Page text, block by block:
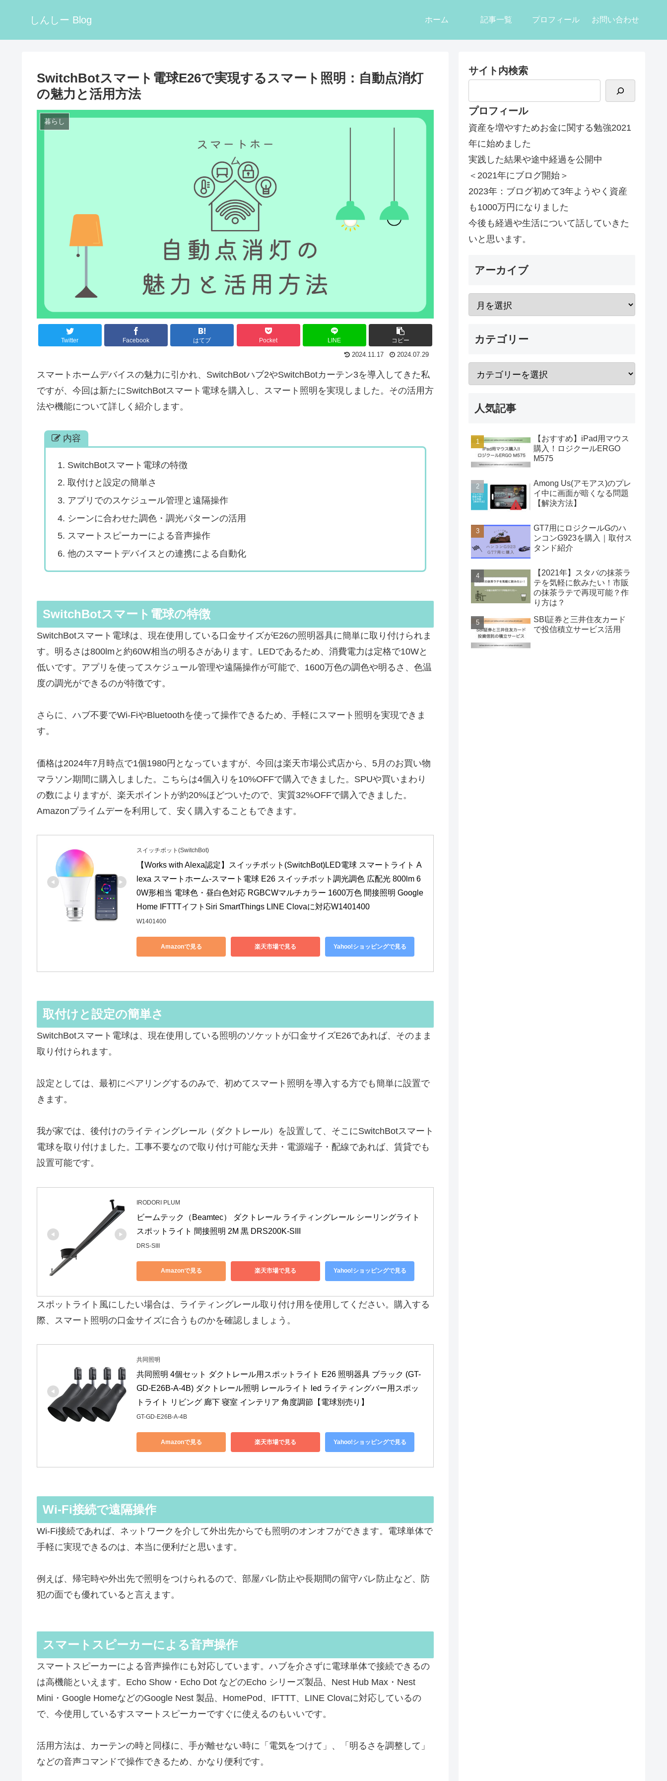
しんしー Blog ホーム 記事一覧 プロフィール お問い合わせ
SwitchBotスマート電球E26で実現するスマート照明：自動点消灯
の魅力と活用方法
暮らし
Twitter Facebook はてブ Pocket LINE コピー
2024.11.17 2024.07.29
スマートホームデバイスの魅力に引かれ、SwitchBotハブ2やSwitchBotカーテン3を導入してきた私
ですが、今回は新たにSwitchBotスマート電球を購入し、スマート照明を実現しました。その活用方
法や機能について詳しく紹介します。
内容
SwitchBotスマート電球の特徴
取付けと設定の簡単さ
アプリでのスケジュール管理と遠隔操作
シーンに合わせた調色・調光パターンの活用
スマートスピーカーによる音声操作
他のスマートデバイスとの連携による自動化
SwitchBotスマート電球の特徴
SwitchBotスマート電球は、現在使用している口金サイズがE26の照明器具に簡単に取り付けられま
す。明るさは800lmと約60W相当の明るさがあります。LEDであるため、消費電力は定格で10Wと
低いです。アプリを使ってスケジュール管理や遠隔操作が可能で、1600万色の調色や明るさ、色温
度の調光ができるのが特徴です。
さらに、ハブ不要でWi-FiやBluetoothを使って操作できるため、手軽にスマート照明を実現できま
す。
価格は2024年7月時点で1個1980円となっていますが、今回は楽天市場公式店から、5月のお買い物
マラソン期間に購入しました。こちらは4個入りを10%OFFで購入できました。SPUや買いまわり
の数によりますが、楽天ポイントが約20%ほどついたので、実質32%OFFで購入できました。
Amazonプライムデーを利用して、安く購入することもできます。
スイッチボット(SwitchBot)
【Works with Alexa認定】スイッチボット(SwitchBot)LED電球 スマートライト A
lexa スマートホーム-スマート電球 E26 スイッチボット調光調色 広配光 800lm 6
0W形相当 電球色・昼白色対応 RGBCWマルチカラー 1600万色 間接照明 Google
Home IFTTTイフトSiri SmartThings LINE Clovaに対応W1401400
W1401400
Amazonで見る 楽天市場で見る Yahoo!ショッピングで見る
取付けと設定の簡単さ
SwitchBotスマート電球は、現在使用している照明のソケットが口金サイズE26であれば、そのまま
取り付けられます。
設定としては、最初にペアリングするのみで、初めてスマート照明を導入する方でも簡単に設置で
きます。
我が家では、後付けのライティングレール（ダクトレール）を設置して、そこにSwitchBotスマート
電球を取り付けました。工事不要なので取り付け可能な天井・電源端子・配線であれば、賃貸でも
設置可能です。
IRODORI PLUM
ビームテック（Beamtec） ダクトレール ライティングレール シーリングライト
スポットライト 間接照明 2M 黒 DRS200K-SIII
DRS-SIII
Amazonで見る 楽天市場で見る Yahoo!ショッピングで見る
スポットライト風にしたい場合は、ライティングレール取り付け用を使用してください。購入する
際、スマート照明の口金サイズに合うものかを確認しましょう。
共同照明
共同照明 4個セット ダクトレール用スポットライト E26 照明器具 ブラック (GT-
GD-E26B-A-4B) ダクトレール照明 レールライト led ライティングバー用スポッ
トライト リビング 廊下 寝室 インテリア 角度調節【電球別売り】
GT-GD-E26B-A-4B
Amazonで見る 楽天市場で見る Yahoo!ショッピングで見る
Wi-Fi接続で遠隔操作
Wi-Fi接続であれば、ネットワークを介して外出先からでも照明のオンオフができます。電球単体で
手軽に実現できるのは、本当に便利だと思います。
例えば、帰宅時や外出先で照明をつけられるので、部屋バレ防止や長期間の留守バレ防止など、防
犯の面でも優れていると言えます。
スマートスピーカーによる音声操作
スマートスピーカーによる音声操作にも対応しています。ハブを介さずに電球単体で接続できるの
は高機能といえます。Echo Show・Echo Dot などのEcho シリーズ製品、Nest Hub Max・Nest
Mini・Google HomeなどのGoogle Nest 製品、HomePod、IFTTT、LINE Clovaに対応しているの
で、今使用しているすスマートスピーカーですぐに使えるのもいいです。
活用方法は、カーテンの時と同様に、手が離せない時に「電気をつけて」、「明るさを調整して」
などの音声コマンドで操作できるため、かなり便利です。
サイト内検索
プロフィール
資産を増やすためお金に関する勉強2021
年に始めました
実践した結果や途中経過を公開中
＜2021年にブログ開始＞
2023年：ブログ初めて3年ようやく資産
も1000万円になりました
今後も経過や生活について話していきた
いと思います。
アーカイブ
カテゴリー
人気記事
【おすすめ】iPad用マウス
購入！ロジクールERGO
M575
Among Us(アモアス)のプレ
イ中に画面が暗くなる問題
【解決方法】
GT7用にロジクールGのハ
ンコンG923を購入｜取付ス
タンド紹介
【2021年】スタバの抹茶ラ
テを気軽に飲みたい！市販
の抹茶ラテで再現可能？作
り方は？
SBI証券と三井住友カード
で投信積立サービス活用